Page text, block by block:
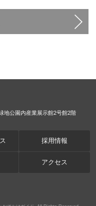
地公園内産業展示館2号館2階
採用情報
アクセス